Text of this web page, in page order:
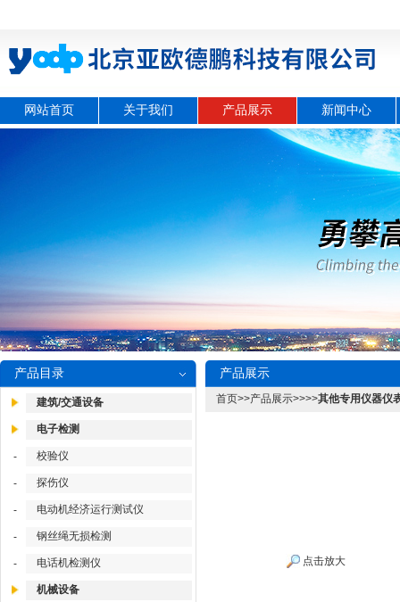
网站首页 关于我们 产品展示 新闻中心
产品目录
建筑/交通设备
电子检测
- 校验仪
- 探伤仪
- 电动机经济运行测试仪
- 钢丝绳无损检测
- 电话机检测仪
机械设备
产品展示
首页>>产品展示>>>>其他专用仪器仪
点击放大